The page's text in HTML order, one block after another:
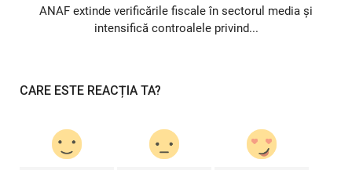
ANAF extinde verificările fiscale în sectorul media și
intensifică controalele privind...
CARE ESTE REACȚIA TA?